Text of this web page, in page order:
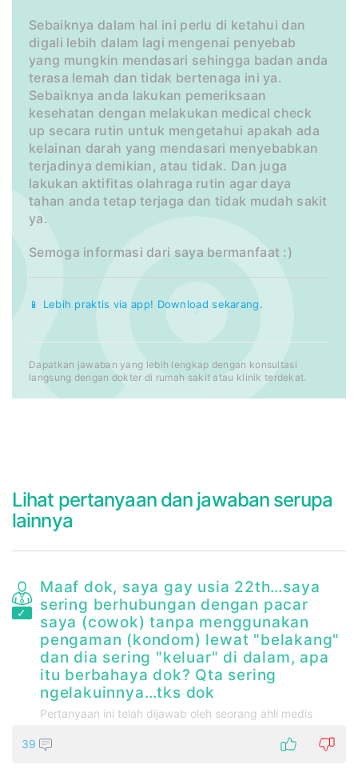
Sebaiknya dalam hal ini perlu di ketahui dan
digali lebih dalam lagi mengenai penyebab
yang mungkin mendasari sehingga badan anda
terasa lemah dan tidak bertenaga ini ya.
Sebaiknya anda lakukan pemeriksaan
kesehatan dengan melakukan medical check
up secara rutin untuk mengetahui apakah ada
kelainan darah yang mendasari menyebabkan
terjadinya demikian, atau tidak. Dan juga
lakukan aktifitas olahraga rutin agar daya
tahan anda tetap terjaga dan tidak mudah sakit
ya.
Semoga informasi dari saya bermanfaat :)
📱 Lebih praktis via app! Download sekarang.
Dapatkan jawaban yang lebih lengkap dengan konsultasi
langsung dengan dokter di rumah sakit atau klinik terdekat.
Lihat pertanyaan dan jawaban serupa
lainnya
Maaf dok, saya gay usia 22th…saya
sering berhubungan dengan pacar
saya (cowok) tanpa menggunakan
pengaman (kondom) lewat "belakang"
dan dia sering "keluar" di dalam, apa
itu berbahaya dok? Qta sering
ngelakuinnya…tks dok
Pertanyaan ini telah dijawab oleh seorang ahli medis
39